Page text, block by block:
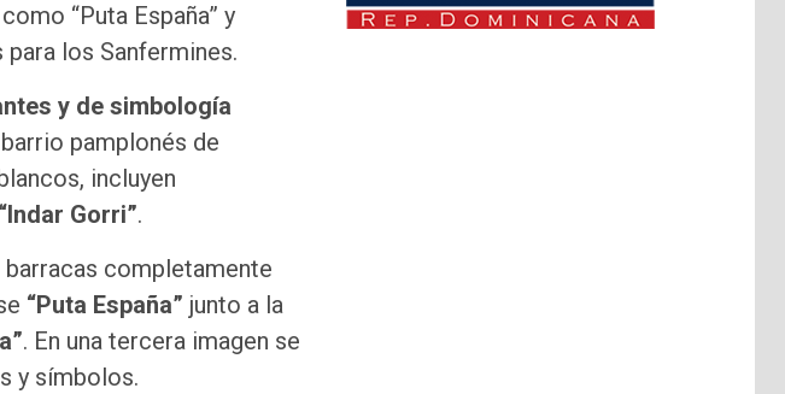
“Puta España” y
para los Sanfermines.
y de simbología
pamplonés de
incluyen
“Indar Gorri”.
completamente
“Puta España” junto a la
. En una tercera imagen se
y símbolos.